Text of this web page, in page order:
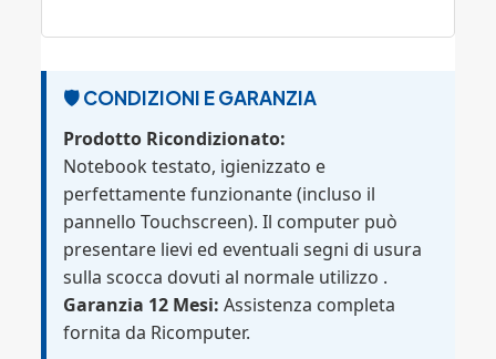
🛡️ CONDIZIONI E GARANZIA
Prodotto Ricondizionato:
Notebook testato, igienizzato e
perfettamente funzionante (incluso il
pannello Touchscreen). Il computer può
presentare lievi ed eventuali segni di usura
sulla scocca dovuti al normale utilizzo .
Garanzia 12 Mesi: Assistenza completa
fornita da Ricomputer.